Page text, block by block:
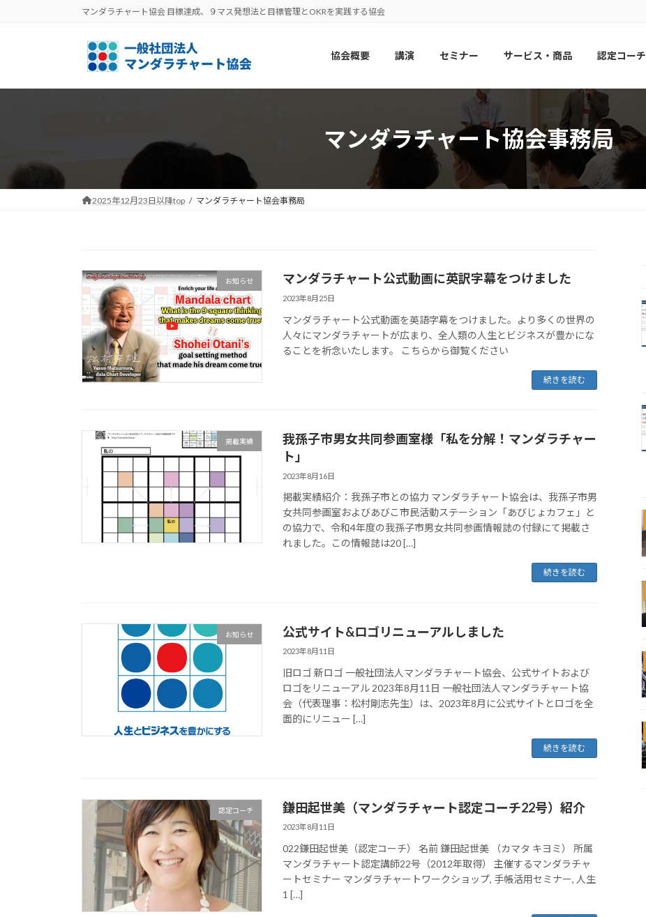
へ
ョ
マンダラチャート協会 目標達成、９マス発想法と目標管理とOKRを実践する協会
協会概要 講演 セミナー サービス・商品 認定コーチ
マンダラチャート協会事務局
2025年12月23日以降top マンダラチャート協会事務局
お知らせ マンダラチャート公式動画に英訳字幕をつけました
2023年8月25日
マンダラチャート公式動画を英語字幕をつけました。より多くの世界の
人々にマンダラチャートが広まり、全人類の人生とビジネスが豊かにな
ることを祈念いたします。 こちらから御覧ください
続きを読む
掲載実績
我孫子市男女共同参画室様「私を分解！マンダラチャー
ト」
2023年8月16日
掲載実績紹介：我孫子市との協力 マンダラチャート協会は、我孫子市男
女共同参画室およびあびこ市民活動ステーション「あびじょカフェ」と
の協力で、令和4年度の我孫子市男女共同参画情報誌の付録にて掲載さ
れました。この情報誌は20 […]
続きを読む
お知らせ 公式サイト&ロゴリニューアルしました
2023年8月11日
旧ロゴ 新ロゴ 一般社団法人マンダラチャート協会、公式サイトおよび
ロゴをリニューアル 2023年8月11日 一般社団法人マンダラチャート協
会（代表理事：松村剛志先生）は、2023年8月に公式サイトとロゴを全
面的にリニュー […]
続きを読む
認定コーチ 鎌田起世美（マンダラチャート認定コーチ22号）紹介
2023年8月11日
022鎌田起世美（認定コーチ） 名前 鎌田起世美 （カマタ キヨミ） 所属
マンダラチャート認定講師22号（2012年取得） 主催するマンダラチャ
ートセミナー マンダラチャートワークショップ, 手帳活用セミナー, 人生
1 […]